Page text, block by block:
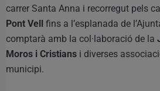
carrer Santa Anna i recorregut pels
Pont Vell fins a l’esplanada de
comptarà amb la col·laboració de la
Moros i Cristians i diverses
municipi.